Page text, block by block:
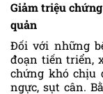
Giảm triệu
quản
Đối với những
đoạn tiến triển,
chứng khó chịu
ngực, sụt cân.